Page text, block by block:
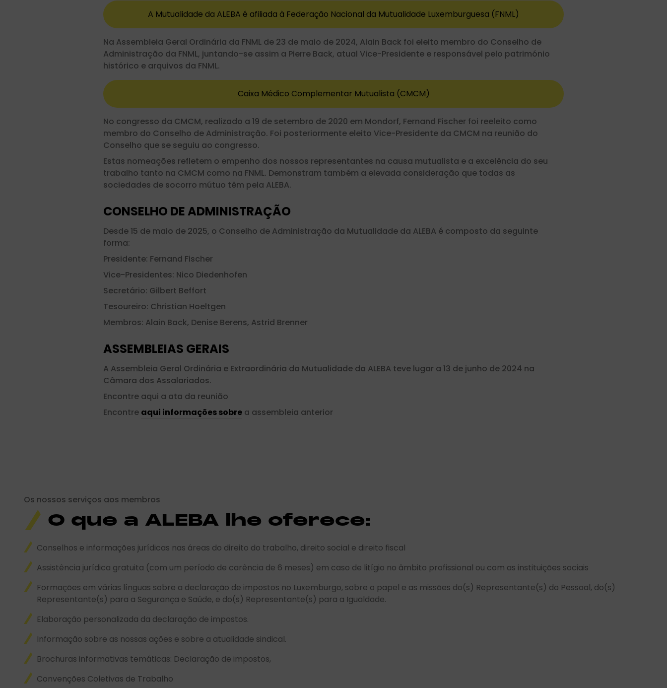
A Mutualidade da ALEBA é afiliada à Federação Nacional da Mutualidade Luxemburguesa (FNML)
Na Assembleia Geral Ordinária da FNML de 23 de maio de 2024, Alain Back foi eleito membro do Conselho de
Administração da FNML, juntando-se assim a Pierre Back, atual Vice-Presidente e responsável pelo património
histórico e arquivos da FNML.
Caixa Médico Complementar Mutualista (CMCM)
No congresso da CMCM, realizado a 19 de setembro de 2020 em Mondorf, Fernand Fischer foi reeleito como
membro do Conselho de Administração. Foi posteriormente eleito Vice-Presidente da CMCM na reunião do
Conselho que se seguiu ao congresso.
Estas nomeações refletem o empenho dos nossos representantes na causa mutualista e a excelência do seu
trabalho tanto na CMCM como na FNML. Demonstram também a elevada consideração que todas as
sociedades de socorro mútuo têm pela ALEBA.
CONSELHO DE ADMINISTRAÇÃO
Desde 15 de maio de 2025, o Conselho de Administração da Mutualidade da ALEBA é composto da seguinte
forma:
Presidente: Fernand Fischer
Vice-Presidentes: Nico Diedenhofen
Secretário: Gilbert Beffort
Tesoureiro: Christian Hoeltgen
Membros: Alain Back, Denise Berens, Astrid Brenner
ASSEMBLEIAS GERAIS
A Assembleia Geral Ordinária e Extraordinária da Mutualidade da ALEBA teve lugar a 13 de junho de 2024 na
Câmara dos Assalariados.
Encontre aqui a ata da reunião
Encontre aqui informações sobre a assembleia anterior
Os nossos serviços aos membros
O que a ALEBA lhe oferece:
Conselhos e informações jurídicas nas áreas do direito do trabalho, direito social e direito fiscal
Assistência jurídica gratuita (com um período de carência de 6 meses) em caso de litígio no âmbito profissional ou com as instituições sociais
Formações em várias línguas sobre a declaração de impostos no Luxemburgo, sobre o papel e as missões do(s) Representante(s) do Pessoal, do(s)
Representante(s) para a Segurança e Saúde, e do(s) Representante(s) para a Igualdade.
Elaboração personalizada da declaração de impostos.
Informação sobre as nossas ações e sobre a atualidade sindical.
Brochuras informativas temáticas: Declaração de impostos,
Convenções Coletivas de Trabalho